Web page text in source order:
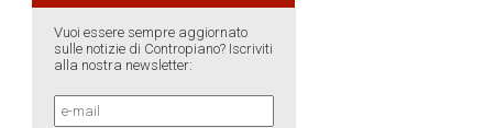
Vuoi essere sempre aggiornato
sulle notizie di Contropiano? Iscriviti
alla nostra newsletter: